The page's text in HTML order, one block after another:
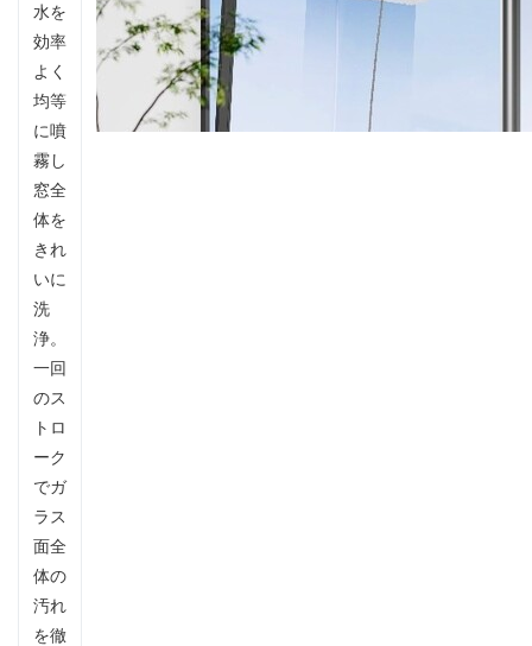
水を
効率
よく
均等
に噴
霧し
窓全
体を
きれ
いに
洗
浄。
一回
のス
トロ
ーク
でガ
ラス
面全
体の
汚れ
を徹